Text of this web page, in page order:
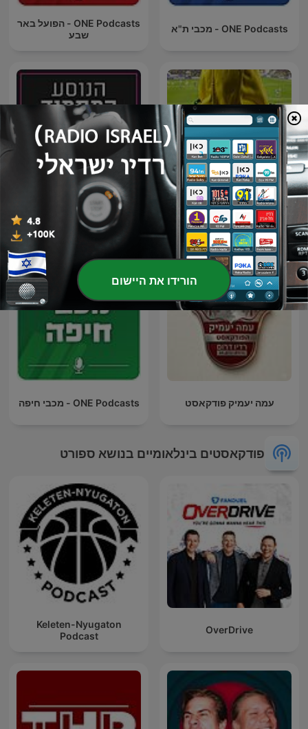
ONE Podcasts - מכבי ת"א
ONE Podcasts - הפועל באר
שבע
קומץ עמה פודקאסט מכבי תל
אביב
הנוסע המתמיד עם נדב יעקבי
- פודקאסט כדורגל עולמי
עמה יעמיק פודקאסט ONE Podcasts - מכבי חיפה
פודקאסטים בינלאומיים בנושא ספורט
OverDrive
Keleten-Nyugaton
Podcast
הורידו את היישום